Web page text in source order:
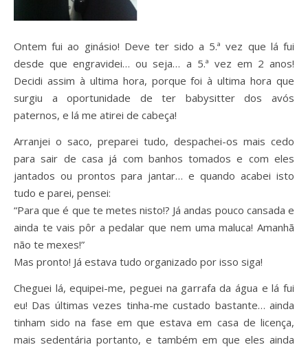
Ontem fui ao ginásio! Deve ter sido a 5.ª vez que lá fui
desde que engravidei… ou seja… a 5.ª vez em 2 anos!
Decidi assim à ultima hora, porque foi à ultima hora que
surgiu a oportunidade de ter babysitter dos avós
paternos, e lá me atirei de cabeça!
Arranjei o saco, preparei tudo, despachei-os mais cedo
para sair de casa já com banhos tomados e com eles
jantados ou prontos para jantar… e quando acabei isto
tudo e parei, pensei:
“Para que é que te metes nisto!? Já andas pouco cansada e
ainda te vais pôr a pedalar que nem uma maluca! Amanhã
não te mexes!”
Mas pronto! Já estava tudo organizado por isso siga!
Cheguei lá, equipei-me, peguei na garrafa da água e lá fui
eu! Das últimas vezes tinha-me custado bastante… ainda
tinham sido na fase em que estava em casa de licença,
mais sedentária portanto, e também em que eles ainda